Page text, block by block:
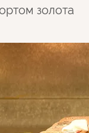
золота